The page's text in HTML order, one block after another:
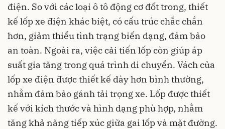
điện. So với các loại ô tô động cơ đốt trong, thiết
kế lốp xe điện khác biệt, có cấu trúc chắc chắn
hơn, giảm thiểu tình trạng biến dạng, đảm bảo
an toàn. Ngoài ra, việc cải tiến lốp còn giúp áp
suất gia tăng trong quá trình di chuyển. Vách của
lốp xe điện được thiết kế dày hơn bình thường,
nhằm đảm bảo gánh tải trọng xe. Lốp được thiết
kế với kích thước và hình dạng phù hợp, nhằm
tăng khả năng tiếp xúc giữa gai lốp và mặt đường.